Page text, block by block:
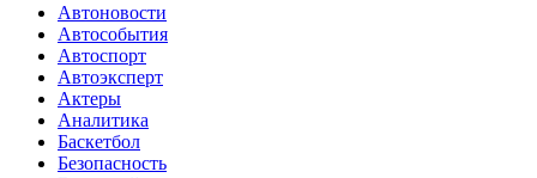
Автоновости
Автособытия
Автоспорт
Автоэксперт
Актеры
Аналитика
Баскетбол
Безопасность